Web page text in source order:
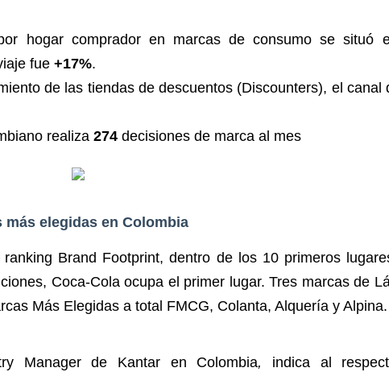
hogar comprador en marcas de consumo se situó
fue +17%.
de las tiendas de descuentos (Discounters), el canal
realiza 274 decisiones de marca al mes
más elegidas en Colombia
Brand Footprint, dentro de los 10 primeros
Coca-Cola ocupa el primer lugar. Tres marcas de
Más Elegidas a total FMCG, Colanta, Alquería y Alpina.
Manager de Kantar en Colombia, indica al